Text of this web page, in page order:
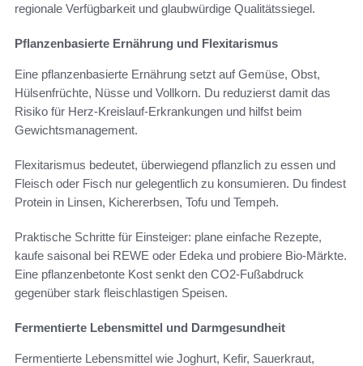
regionale Verfügbarkeit und glaubwürdige Qualitätssiegel.
Pflanzenbasierte Ernährung und Flexitarismus
Eine pflanzenbasierte Ernährung setzt auf Gemüse, Obst,
Hülsenfrüchte, Nüsse und Vollkorn. Du reduzierst damit das
Risiko für Herz-Kreislauf-Erkrankungen und hilfst beim
Gewichtsmanagement.
Flexitarismus bedeutet, überwiegend pflanzlich zu essen und
Fleisch oder Fisch nur gelegentlich zu konsumieren. Du findest
Protein in Linsen, Kichererbsen, Tofu und Tempeh.
Praktische Schritte für Einsteiger: plane einfache Rezepte,
kaufe saisonal bei REWE oder Edeka und probiere Bio-Märkte.
Eine pflanzenbetonte Kost senkt den CO2-Fußabdruck
gegenüber stark fleischlastigen Speisen.
Fermentierte Lebensmittel und Darmgesundheit
Fermentierte Lebensmittel wie Joghurt, Kefir, Sauerkraut,